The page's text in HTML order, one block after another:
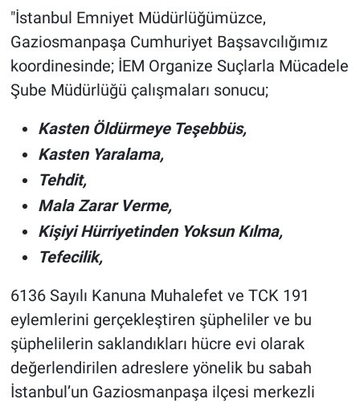
"İstanbul Emniyet Müdürlüğümüzce,
Gaziosmanpaşa Cumhuriyet Başsavcılığımız
koordinesinde; İEM Organize Suçlarla Mücadele
Şube Müdürlüğü çalışmaları sonucu;
Kasten Öldürmeye Teşebbüs,
Kasten Yaralama,
Tehdit,
Mala Zarar Verme,
Kişiyi Hürriyetinden Yoksun Kılma,
Tefecilik,
6136 Sayılı Kanuna Muhalefet ve TCK 191
eylemlerini gerçekleştiren şüpheliler ve bu
şüphelilerin saklandıkları hücre evi olarak
değerlendirilen adreslere yönelik bu sabah
İstanbul’un Gaziosmanpaşa ilçesi merkezli